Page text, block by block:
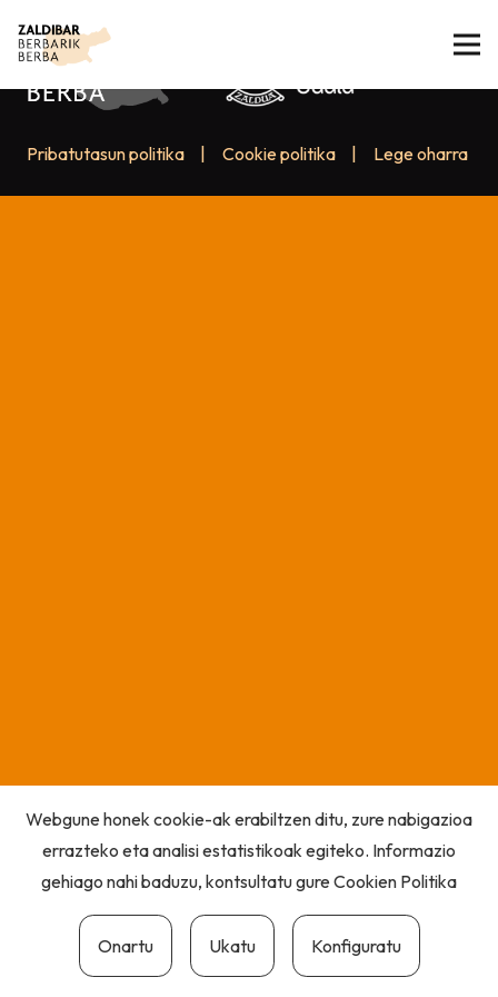
Pribatutasun politika Cookie politika Lege oharra
Webgune honek cookie-ak erabiltzen ditu, zure nabigazioa
errazteko eta analisi estatistikoak egiteko. Informazio
gehiago nahi baduzu, kontsultatu gureCookien Politika
Onartu Ukatu Konfiguratu